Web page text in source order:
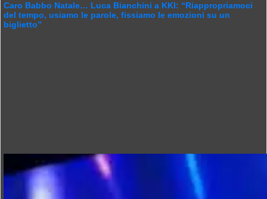
Caro Babbo Natale… Luca Bianchini a KKI: “Riappropriamoci
del tempo, usiamo le parole, fissiamo le emozioni su un
biglietto”